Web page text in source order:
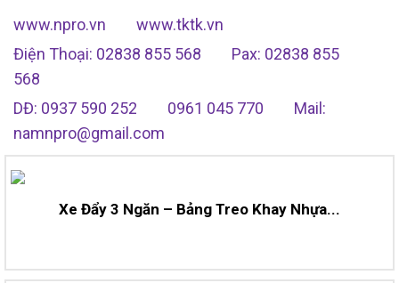
www.npro.vn
www.tktk.vn
Điện Thoại: 02838 855 568
Pax: 02838 855
568
DĐ: 0937 590 252
0961 045 770
Mail:
namnpro@gmail.com
Xe Đẩy 3 Ngăn – Bảng Treo Khay Nhựa...